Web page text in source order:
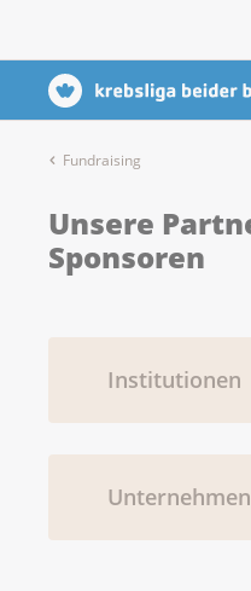
Fundraising
Unsere
Sponsoren
Institutionen
Unternehmen